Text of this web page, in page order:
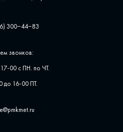
300‒44‒83
звонков:
00 с ПН. по ЧТ.
до 16-00 ПТ.